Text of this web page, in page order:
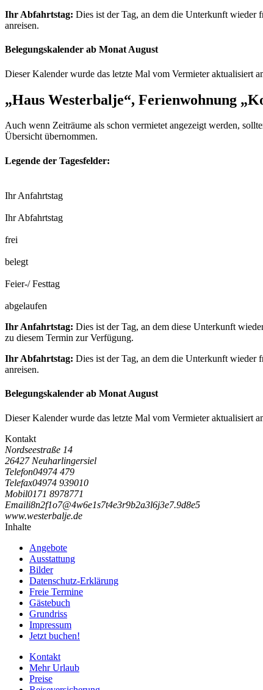
Ihr Abfahrtstag: Dies ist der Tag, an dem die Unterkunft wieder
anreisen.
Belegungskalender ab Monat August
Dieser Kalender wurde das letzte Mal vom Vermieter aktualisiert
„Haus Westerbalje“, Ferienwohnung
Auch wenn Zeiträume als schon vermietet angezeigt werden,
Übersicht übernommen.
Legende der Tagesfelder:
Ihr Anfahrtstag
Ihr Abfahrtstag
frei
belegt
Feier-/ Festtag
abgelaufen
Ihr Anfahrtstag: Dies ist der Tag, an dem diese Unterkunft
zu diesem Termin zur Verfügung.
Ihr Abfahrtstag: Dies ist der Tag, an dem die Unterkunft wieder
anreisen.
Belegungskalender ab Monat August
Dieser Kalender wurde das letzte Mal vom Vermieter aktualisiert
Kontakt
Nordseestraße 14
26427 Neuharlingersiel
Telefon04974 479
Telefax04974 939010
Mobil0171 8978771
Emaili8n2f1o7@4w6e1s7t4e3r9b2a3l6j3e7.9d8e5
www.westerbalje.de
Inhalte
Angebote
Ausstattung
Bilder
Datenschutz-Erklärung
Freie Termine
Gästebuch
Grundriss
Impressum
Jetzt buchen!
Kontakt
Mehr Urlaub
Preise